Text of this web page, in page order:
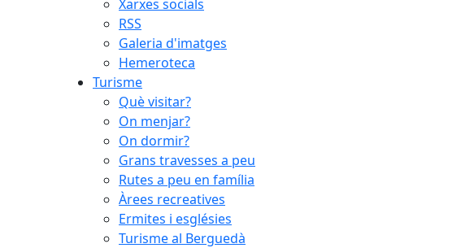
Xarxes socials
RSS
Galeria d'imatges
Hemeroteca
Turisme
Què visitar?
On menjar?
On dormir?
Grans travesses a peu
Rutes a peu en família
Àrees recreatives
Ermites i esglésies
Turisme al Berguedà